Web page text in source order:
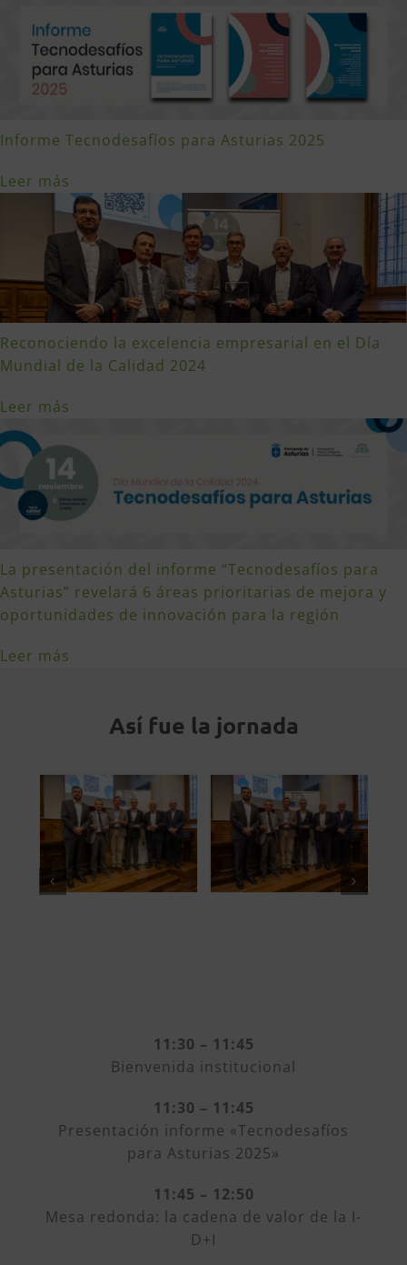
Informe Tecnodesafíos para Asturias 2025
Leer más
Reconociendo la excelencia empresarial en el Día
Mundial de la Calidad 2024
Leer más
La presentación del informe “Tecnodesafíos para
Asturias” revelará 6 áreas prioritarias de mejora y
oportunidades de innovación para la región
Leer más
Así fue la jornada
11:30 – 11:45
Bienvenida institucional
11:30 – 11:45
Presentación informe «Tecnodesafíos
para Asturias 2025»
11:45 – 12:50
Mesa redonda: la cadena de valor de la I-
D+I